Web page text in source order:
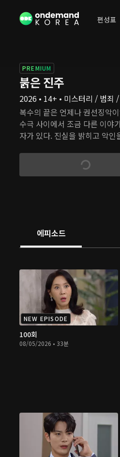
편성표
PREMIUM
붉은 진주
2026 • 14+ • 미스터리 / 범죄
복수의 끝은 언제나 권선징악
수극 사이에서 조금 다른 이야
자가 있다. 진실을 밝히고 악
는다. 그 어떤 순간에도, 그 어
에피소드
NEW EPISODE
100회
08/05/2026 • 33분